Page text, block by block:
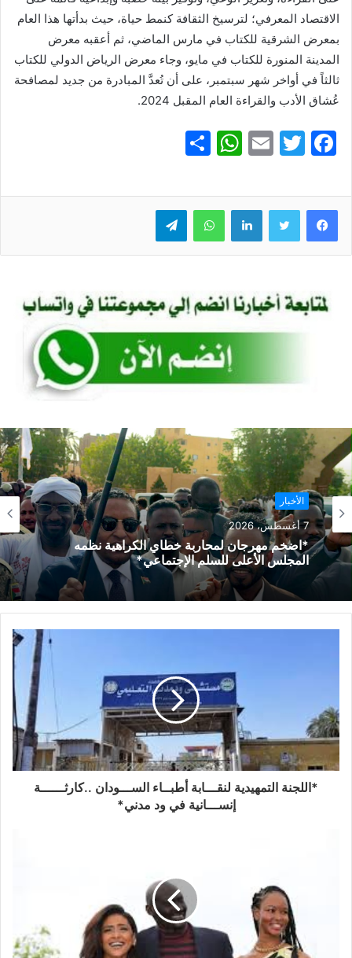
الاقتصاد المعرفي؛ لترسيخ الثقافة كنمط حياة، حيث بدأتها هذا العام
بمعرض الشرقية للكتاب في مارس الماضي، ثم أعقبه معرض
المدينة المنورة للكتاب في مايو، وجاء معرض الرياض الدولي للكتاب
ثالثاً في أواخر شهر سبتمبر، على أن تُعدَّ المبادرة من جديد لمصافحة
عُشاق الأدب والقراءة العام المقبل 2024.
F
c
e
b
o
k
T
itt
er
E
ai
l
W
at
s
A
p
ar
e
لينكدإن واتساب تيلقرام
الأخبار
7 أغسطس، 2026
*اضخم مهرجان لمحاربة خطاي الكراهية نظمه
المجلس الأعلى للسلم الإجتماعي*
*اللجنة التمهيدية لنقـــابة أطبــاء الســـودان ..كارثــــــة
إنســـانية في ود مدني*